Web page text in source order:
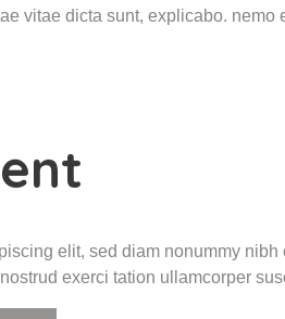
vitae dicta sunt, explicabo.
elit, sed diam nonummy
exerci tation ullamcorper